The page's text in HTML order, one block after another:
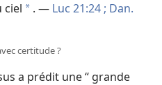
ciel * . — Luc 21:24 ; Dan.
certitude ?
a prédit une “ grande